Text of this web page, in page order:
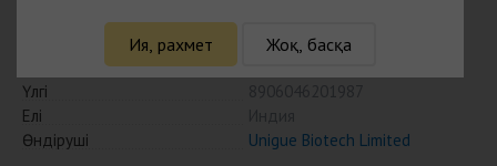
Пробиз №30 капс
Қолжетімділігі
Үлгі
Елі
Өндіруші
Unigue Biotech Limited
Ия, рахмет Жоқ, басқа